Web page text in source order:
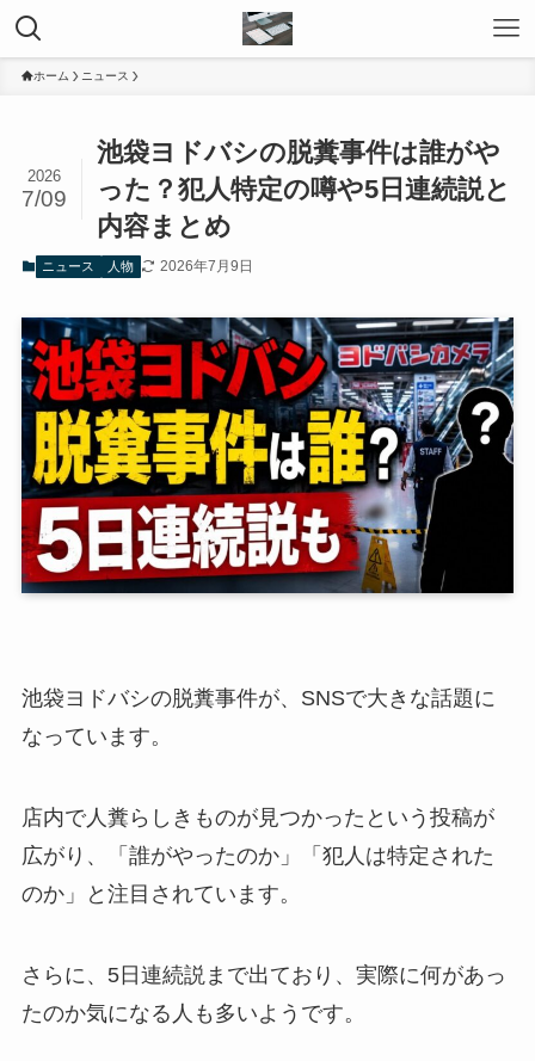
ホーム ニュース
池袋ヨドバシの脱糞事件は誰がや
った？犯人特定の噂や5日連続説と
内容まとめ
2026
7/09
ニュース 人物 2026年7月9日
池袋ヨドバシの脱糞事件が、SNSで大きな話題に
なっています。
店内で人糞らしきものが見つかったという投稿が
広がり、「誰がやったのか」「犯人は特定された
のか」と注目されています。
さらに、5日連続説まで出ており、実際に何があっ
たのか気になる人も多いようです。